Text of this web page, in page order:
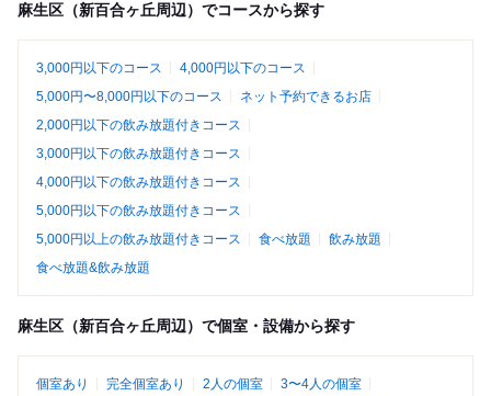
麻生区（新百合ヶ丘周辺）でコースから探す
3,000円以下のコース
4,000円以下のコース
5,000円〜8,000円以下のコース
ネット予約できるお店
2,000円以下の飲み放題付きコース
3,000円以下の飲み放題付きコース
4,000円以下の飲み放題付きコース
5,000円以下の飲み放題付きコース
5,000円以上の飲み放題付きコース
食べ放題
飲み放題
食べ放題&飲み放題
麻生区（新百合ヶ丘周辺）で個室・設備から探す
個室あり 完全個室あり 2人の個室
3〜4人の個室